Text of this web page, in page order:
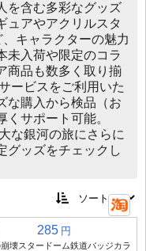
を含む多彩なグッズ
ュアやアクリルスタ
キャラクターの魅力
未入荷や限定のコラ
商品も数多く取り揃
ービスをご利用いた
な購入から検品（お
サポート可能。
な銀河の旅にさらに
グッズをチェックし
285 円
壊スタードーム鉄道バッジカラ